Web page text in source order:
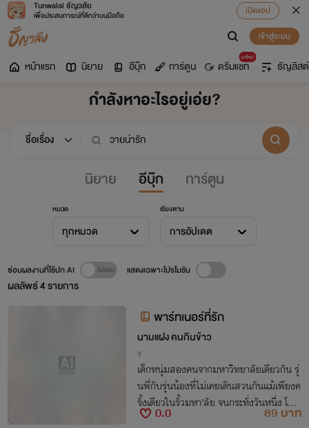
Tunwalai ธัญวลัย
เพื่อประสบการณ์ที่ดีกว่าบนมือถือ
เปิดแอป
เข้าสู่ระบบ
หน้าแรก นิยาย อีบุ๊ก การ์ตูน
มาใหม่
ดรีมแชท ธัญลิสต์
กำลังหาอะไรอยู่เอ่ย?
นิยาย อีบุ๊ก การ์ตูน
หมวด
ทุกหมวด
เรียงตาม
การอัปเดต
ผลลัพธ์4รายการ
ซ่อนผลงานที่ใช้ปก AI แสดงเฉพาะโปรโมชัน
พาร์ทเนอร์ที่รัก
นามแฝง คนกินข้าว
Y
เด็กหนุ่มสองคนจากมหาวิทยาลัยเดียวกัน รุ่
นพี่กับรุ่นน้องที่ไม่เคยเดินสวนกันแม้เพียงค
รั้งเดียวในรั้วมหา’ลัย จนกระทั่งวันหนึ่ง โลก
หมุนพาพวกเขากลับมาเจอกันอีกครั้ง…ในฐ
0.0
89 บาท